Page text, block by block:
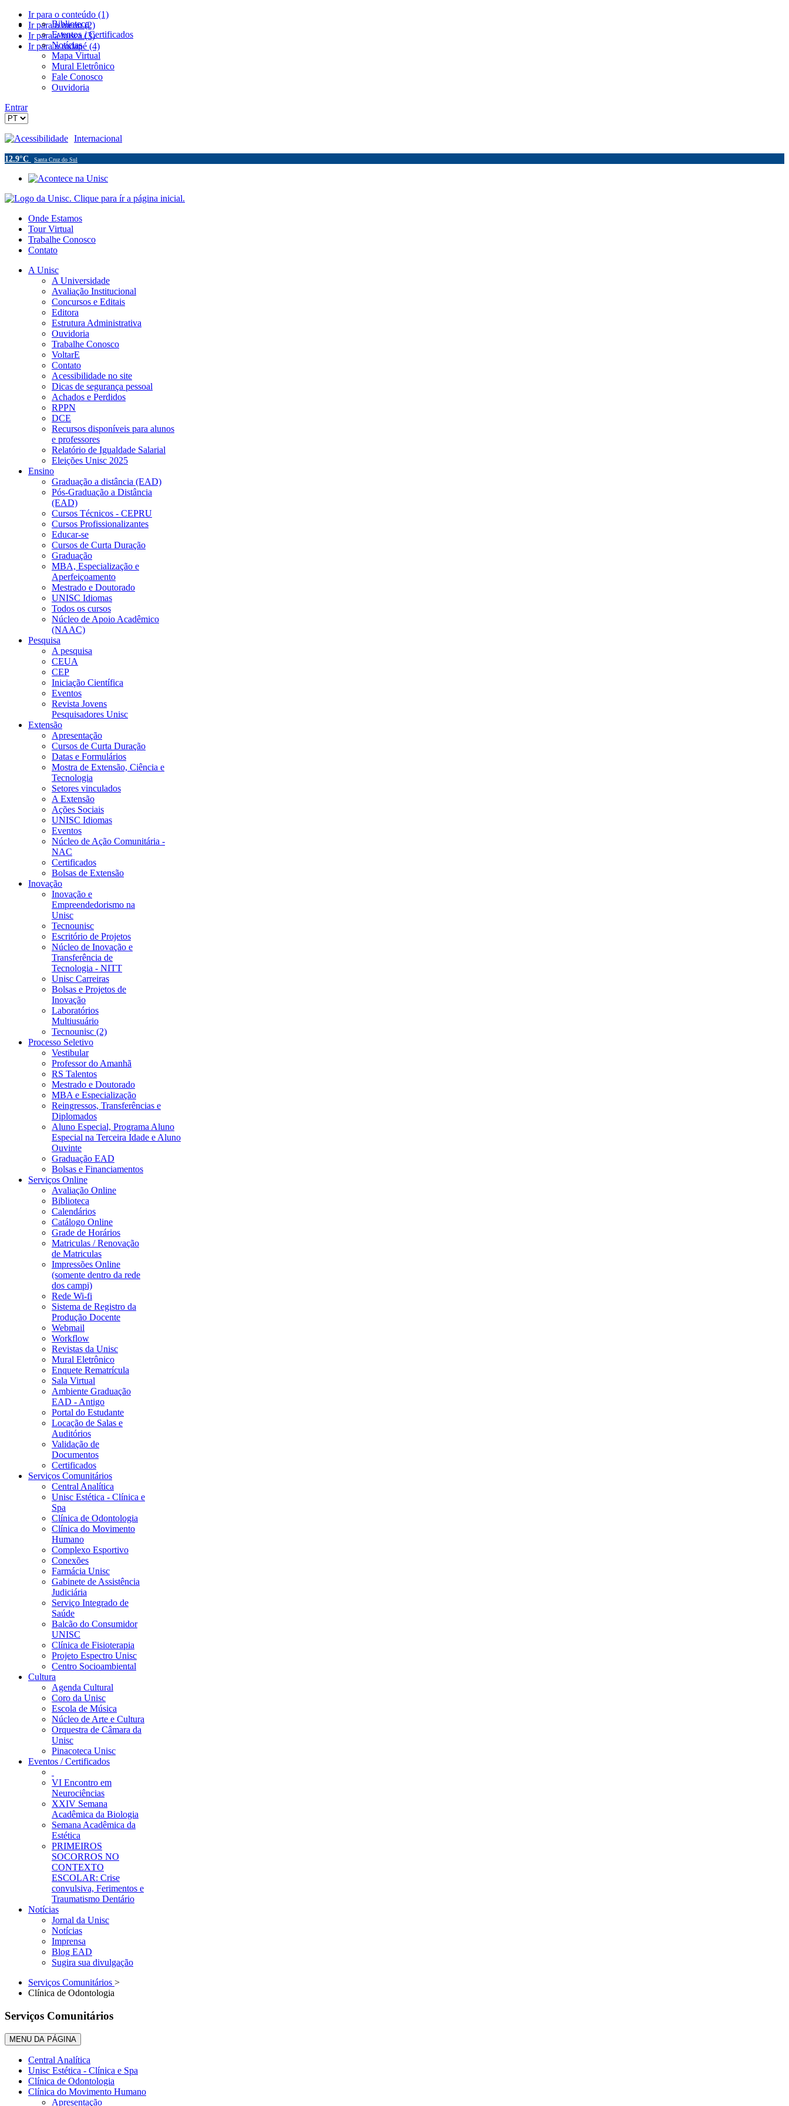
Ir para o conteúdo (1)
Ir para o menu (2)
Ir para a busca (3)
Ir para o rodapé (4)
Biblioteca
Eventos / Certificados
Notícias
Mapa Virtual
Mural Eletrônico
Fale Conosco
Ouvidoria
Entrar
Acessibilidade Internacional
12.9°C Santa Cruz do Sul
Onde Estamos
Tour Virtual
Trabalhe Conosco
Contato
A Unisc
A Universidade
Avaliação Institucional
Concursos e Editais
Editora
Estrutura Administrativa
Ouvidoria
Trabalhe Conosco
VoltarE
Contato
Acessibilidade no site
Dicas de segurança pessoal
Achados e Perdidos
RPPN
DCE
Recursos disponíveis para alunos
e professores
Relatório de Igualdade Salarial
Eleições Unisc 2025
Ensino
Graduação a distância (EAD)
Pós-Graduação a Distância
(EAD)
Cursos Técnicos - CEPRU
Cursos Profissionalizantes
Educar-se
Cursos de Curta Duração
Graduação
MBA, Especialização e
Aperfeiçoamento
Mestrado e Doutorado
UNISC Idiomas
Todos os cursos
Núcleo de Apoio Acadêmico
(NAAC)
Pesquisa
A pesquisa
CEUA
CEP
Iniciação Científica
Eventos
Revista Jovens
Pesquisadores Unisc
Extensão
Apresentação
Cursos de Curta Duração
Datas e Formulários
Mostra de Extensão, Ciência e
Tecnologia
Setores vinculados
A Extensão
Ações Sociais
UNISC Idiomas
Eventos
Núcleo de Ação Comunitária -
NAC
Certificados
Bolsas de Extensão
Inovação
Inovação e
Empreendedorismo na
Unisc
Tecnounisc
Escritório de Projetos
Núcleo de Inovação e
Transferência de
Tecnologia - NITT
Unisc Carreiras
Bolsas e Projetos de
Inovação
Laboratórios
Multiusuário
Tecnounisc (2)
Processo Seletivo
Vestibular
Professor do Amanhã
RS Talentos
Mestrado e Doutorado
MBA e Especialização
Reingressos, Transferências e
Diplomados
Aluno Especial, Programa Aluno
Especial na Terceira Idade e Aluno
Ouvinte
Graduação EAD
Bolsas e Financiamentos
Serviços Online
Avaliação Online
Biblioteca
Calendários
Catálogo Online
Grade de Horários
Matriculas / Renovação
de Matriculas
Impressões Online
(somente dentro da rede
dos campi)
Rede Wi-fi
Sistema de Registro da
Produção Docente
Webmail
Workflow
Revistas da Unisc
Mural Eletrônico
Enquete Rematrícula
Sala Virtual
Ambiente Graduação
EAD - Antigo
Portal do Estudante
Locação de Salas e
Auditórios
Validação de
Documentos
Certificados
Serviços Comunitários
Central Analítica
Unisc Estética - Clínica e
Spa
Clínica de Odontologia
Clínica do Movimento
Humano
Complexo Esportivo
Conexões
Farmácia Unisc
Gabinete de Assistência
Judiciária
Serviço Integrado de
Saúde
Balcão do Consumidor
UNISC
Clínica de Fisioterapia
Projeto Espectro Unisc
Centro Socioambiental
Cultura
Agenda Cultural
Coro da Unisc
Escola de Música
Núcleo de Arte e Cultura
Orquestra de Câmara da
Unisc
Pinacoteca Unisc
Eventos / Certificados
VI Encontro em
Neurociências
XXIV Semana
Acadêmica da Biologia
Semana Acadêmica da
Estética
PRIMEIROS
SOCORROS NO
CONTEXTO
ESCOLAR: Crise
convulsiva, Ferimentos e
Traumatismo Dentário
Notícias
Jornal da Unisc
Notícias
Imprensa
Blog EAD
Sugira sua divulgação
Serviços Comunitários >
Clínica de Odontologia
Serviços Comunitários
MENU DA PÁGINA
Central Analítica
Unisc Estética - Clínica e Spa
Clínica de Odontologia
Clínica do Movimento Humano
Apresentação